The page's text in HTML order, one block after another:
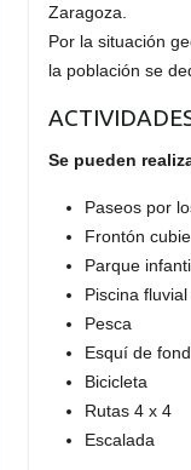
Zaragoza.
Por la situación
la población se
Se pueden
Paseos por
Frontón
Parque
Piscina
Pesca
Esquí de
Bicicleta
Rutas 4 x 4
Escalada